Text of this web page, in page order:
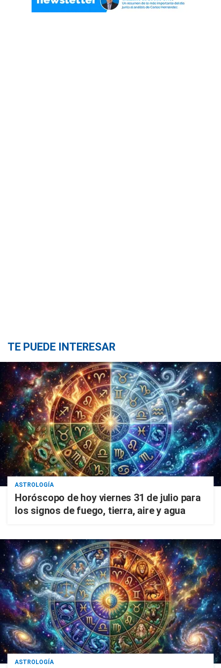
TE PUEDE INTERESAR
ASTROLOGÍA
Horóscopo de hoy viernes 31 de julio para
los signos de fuego, tierra, aire y agua
ASTROLOGÍA